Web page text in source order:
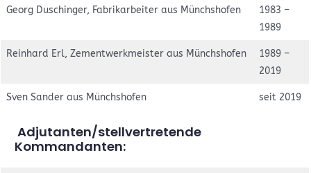
Georg Duschinger, Fabrikarbeiter aus Münchshofen
1983 –
1989
Reinhard Erl, Zementwerkmeister aus Münchshofen
1989 –
2019
Sven Sander aus Münchshofen seit 2019
Adjutanten/stellvertretende
Kommandanten: